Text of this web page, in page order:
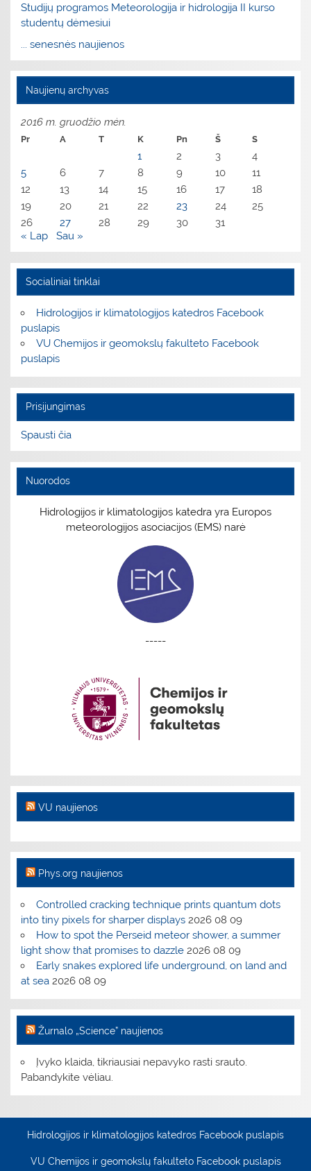
Studijų programos Meteorologija ir hidrologija II kurso
studentų dėmesiui
... senesnės naujienos
Naujienų archyvas
2016 m. gruodžio mėn.
Pr A T K Pn Š S
1 2 3
4
5
6 7 8 9 10
11
12
13 14 15 16 17
18
19
20 21 22 23 24
25
26
27 28 29 30
31
« Lap
Sau »
Socialiniai tinklai
Hidrologijos ir klimatologijos katedros Facebook
puslapis
VU Chemijos ir geomokslų fakulteto Facebook
puslapis
Prisijungimas
Spausti čia
Nuorodos
Hidrologijos ir klimatologijos katedra yra Europos
meteorologijos asociacijos (EMS) narė
-----
VU naujienos
Phys.org naujienos
Controlled cracking technique prints quantum dots
into tiny pixels for sharper displays 2026 08 09
How to spot the Perseid meteor shower, a summer
light show that promises to dazzle 2026 08 09
Early snakes explored life underground, on land and
at sea 2026 08 09
Žurnalo „Science” naujienos
Įvyko klaida, tikriausiai nepavyko rasti srauto.
Pabandykite vėliau.
Hidrologijos ir klimatologijos katedros Facebook puslapis
VU Chemijos ir geomokslų fakulteto Facebook puslapis